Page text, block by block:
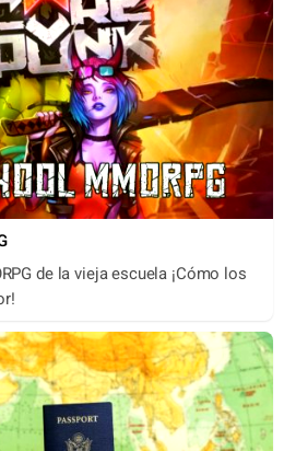
de la vieja escuela ¡Cómo los